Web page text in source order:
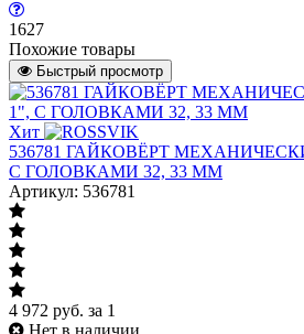
1627
Похожие товары
Быстрый просмотр
Хит
536781 ГАЙКОВЁРТ
С ГОЛОВКАМИ 32, 33 ММ
Артикул: 536781
4 972 руб. за 1
Нет в наличии